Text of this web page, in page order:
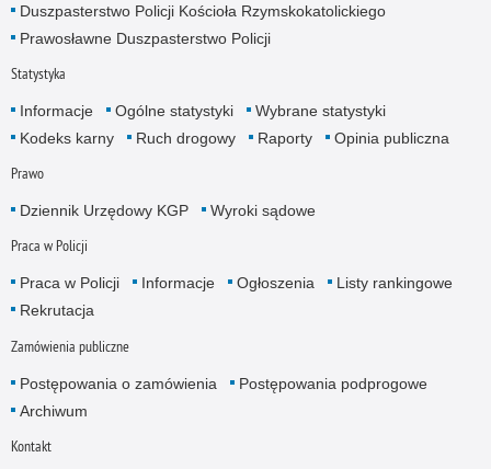
Duszpasterstwo Policji Kościoła Rzymskokatolickiego
Prawosławne Duszpasterstwo Policji
Statystyka
Informacje Ogólne statystyki
Wybrane statystyki
Kodeks karny
Ruch drogowy Raporty Opinia publiczna
Prawo
Dziennik Urzędowy KGP Wyroki sądowe
Praca w Policji
Praca w Policji Informacje Ogłoszenia
Listy rankingowe
Rekrutacja
Zamówienia publiczne
Postępowania o zamówienia
Postępowania podprogowe
Archiwum
Kontakt